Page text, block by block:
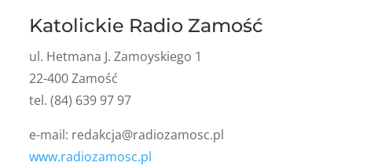
Katolickie Radio Zamość
ul. Hetmana J. Zamoyskiego 1
22-400 Zamość
tel. (84) 639 97 97
e-mail: redakcja@radiozamosc.pl
www.radiozamosc.pl